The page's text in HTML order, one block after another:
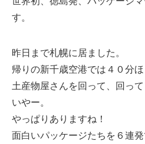
す。
昨日まで札幌に居ました。
帰りの新千歳空港では４０分
土産物屋さんを回って、回って
いやー。
やっぱりありますね！
面白いパッケージたちを６連